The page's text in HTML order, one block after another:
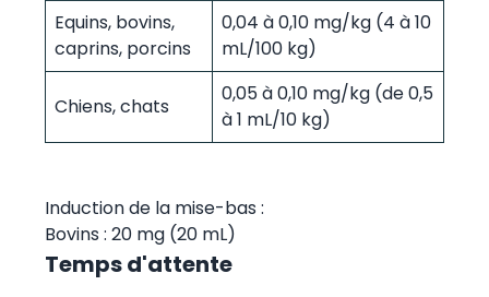
Equins, bovins,
caprins, porcins
0,04 à 0,10 mg/kg (4 à 10
mL/100 kg)
Chiens, chats
0,05 à 0,10 mg/kg (de 0,5
à 1 mL/10 kg)
Induction de la mise-bas :
Bovins : 20 mg (20 mL)
Temps d'attente